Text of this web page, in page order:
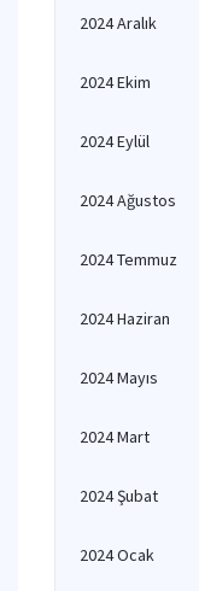
2024 Aralık
2024 Ekim
2024 Eylül
2024 Ağustos
2024 Temmuz
2024 Haziran
2024 Mayıs
2024 Mart
2024 Şubat
2024 Ocak